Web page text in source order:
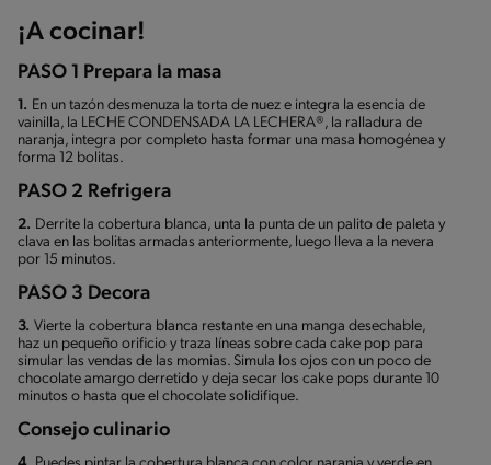
¡A cocinar!
PASO 1 Prepara la masa
1. En un tazón desmenuza la torta de nuez e integra la esencia de
vainilla, la LECHE CONDENSADA LA LECHERA®, la ralladura de
naranja, integra por completo hasta formar una masa homogénea y
forma 12 bolitas.
PASO 2 Refrigera
2. Derrite la cobertura blanca, unta la punta de un palito de paleta y
clava en las bolitas armadas anteriormente, luego lleva a la nevera
por 15 minutos.
PASO 3 Decora
3. Vierte la cobertura blanca restante en una manga desechable,
haz un pequeño orificio y traza líneas sobre cada cake pop para
simular las vendas de las momias. Simula los ojos con un poco de
chocolate amargo derretido y deja secar los cake pops durante 10
minutos o hasta que el chocolate solidifique.
Consejo culinario